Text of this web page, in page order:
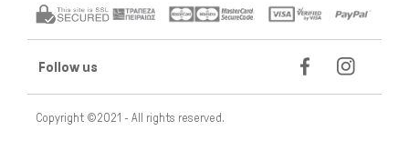
Follow us
Copyright ©2021 - All rights reserved.